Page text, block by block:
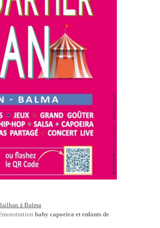
à Balma
baby capoeira et enfants de